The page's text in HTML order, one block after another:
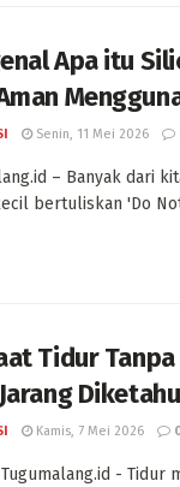
Apa itu
Senin, 11 Mei 2026
– Banyak dari
bertuliskan 'Do
Tidur
Kamis, 7 Mei 2026
-